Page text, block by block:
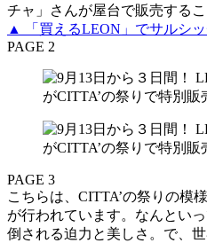
チャ」さんが屋台で販売するこ
▲ 「買えるLEON」でサルシ
PAGE 2
PAGE 3
こちらは、CITTA’の祭りの模
が行われています。なんとい
倒される迫力と美しさ。で、